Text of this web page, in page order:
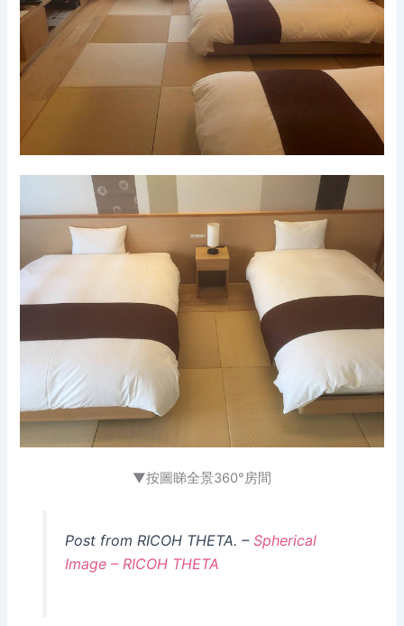
▼按圖睇全景360°房間
Post from RICOH THETA. – Spherical
Image – RICOH THETA